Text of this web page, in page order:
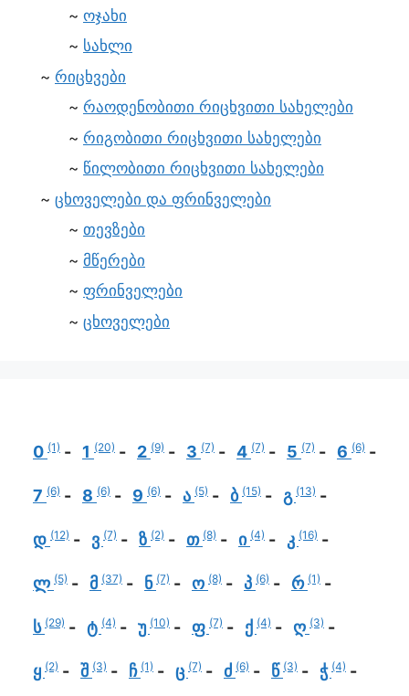
ოჯახი
სახლი
რიცხვები
რაოდენობითი რიცხვითი სახელები
რიგობითი რიცხვითი სახელები
წილობითი რიცხვითი სახელები
ცხოველები და ფრინველები
თევზები
მწერები
ფრინველები
ცხოველები
0 (1) 1 (20) 2 (9) 3 (7) 4 (7) 5 (7) 6 (6)
7 (6) 8 (6) 9 (6) ა (5) ბ (15) გ (13)
დ (12) ვ (7) ზ (2) თ (8) ი (4) კ (16)
ლ (5) მ (37) ნ (7) ო (8) პ (6) რ (1)
ს (29) ტ (4) უ (10) ფ (7) ქ (4) ღ (3)
ყ (2) შ (3) ჩ (1) ც (7) ძ (6) წ (3) ჭ (4)